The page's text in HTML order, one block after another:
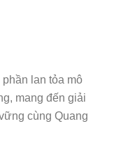
lan tỏa mô
mang đến giải
cùng Quang